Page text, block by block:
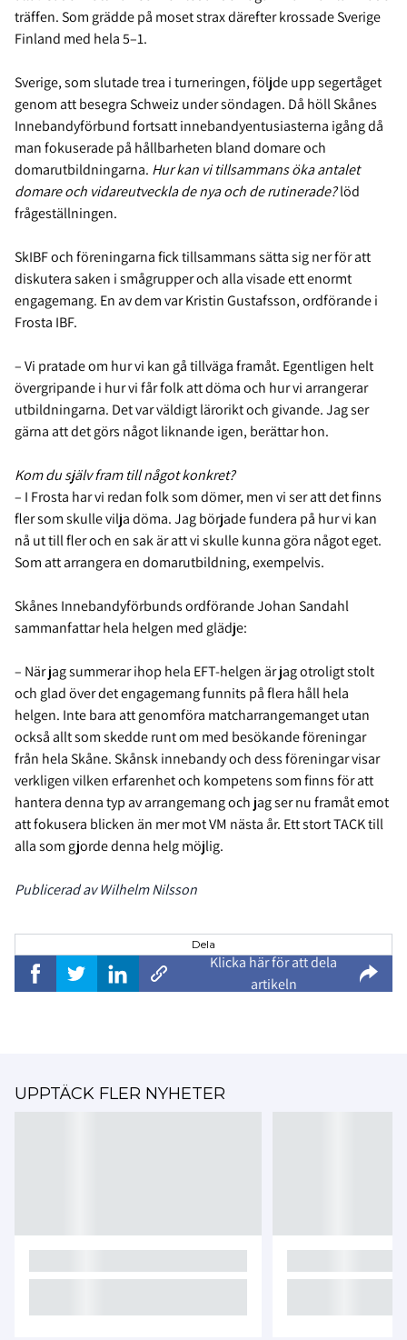
träffen. Som grädde på moset strax därefter krossade Sverige
Finland med hela 5–1.
Sverige, som slutade trea i turneringen, följde upp segertåget
genom att besegra Schweiz under söndagen. Då höll Skånes
Innebandyförbund fortsatt innebandyentusiasterna igång då
man fokuserade på hållbarheten bland domare och
domarutbildningarna. Hur kan vi tillsammans öka antalet
domare och vidareutveckla de nya och de rutinerade?löd
frågeställningen.
SkIBF och föreningarna fick tillsammans sätta sig ner för att
diskutera saken i smågrupper och alla visade ett enormt
engagemang. En av dem var Kristin Gustafsson, ordförande i
Frosta IBF.
– Vi pratade om hur vi kan gå tillväga framåt. Egentligen helt
övergripande i hur vi får folk att döma och hur vi arrangerar
utbildningarna. Det var väldigt lärorikt och givande. Jag ser
gärna att det görs något liknande igen, berättar hon.
Kom du själv fram till något konkret?
– I Frosta har vi redan folk som dömer, men vi ser att det finns
fler som skulle vilja döma. Jag började fundera på hur vi kan
nå ut till fler och en sak är att vi skulle kunna göra något eget.
Som att arrangera en domarutbildning, exempelvis.
Skånes Innebandyförbunds ordförande Johan Sandahl
sammanfattar hela helgen med glädje:
– När jag summerar ihop hela EFT-helgen är jag otroligt stolt
och glad över det engagemang funnits på flera håll hela
helgen. Inte bara att genomföra matcharrangemanget utan
också allt som skedde runt om med besökande föreningar
från hela Skåne. Skånsk innebandy och dess föreningar visar
verkligen vilken erfarenhet och kompetens som finns för att
hantera denna typ av arrangemang och jag ser nu framåt emot
att fokusera blicken än mer mot VM nästa år. Ett stort TACK till
alla som gjorde denna helg möjlig.
Publicerad av Wilhelm Nilsson
Dela
Klicka här för att dela
artikeln
UPPTÄCK FLER NYHETER